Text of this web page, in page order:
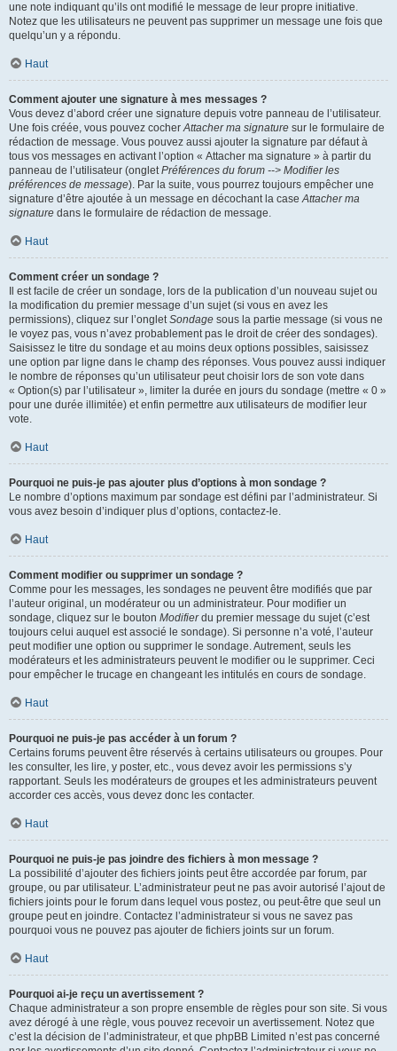
une note indiquant qu’ils ont modifié le message de leur propre initiative.
Notez que les utilisateurs ne peuvent pas supprimer un message une fois que
quelqu’un y a répondu.
Haut
Comment ajouter une signature à mes messages ?
Vous devez d’abord créer une signature depuis votre panneau de l’utilisateur.
Une fois créée, vous pouvez cocherAttacher ma signature sur le formulaire de
rédaction de message. Vous pouvez aussi ajouter la signature par défaut à
tous vos messages en activant l’option « Attacher ma signature » à partir du
panneau de l’utilisateur (ongletPréférences du forum --> Modifier les
préférences de message). Par la suite, vous pourrez toujours empêcher une
signature d’être ajoutée à un message en décochant la caseAttacher ma
signature dans le formulaire de rédaction de message.
Haut
Comment créer un sondage ?
Il est facile de créer un sondage, lors de la publication d’un nouveau sujet ou
la modification du premier message d’un sujet (si vous en avez les
permissions), cliquez sur l’ongletSondage sous la partie message (si vous ne
le voyez pas, vous n’avez probablement pas le droit de créer des sondages).
Saisissez le titre du sondage et au moins deux options possibles, saisissez
une option par ligne dans le champ des réponses. Vous pouvez aussi indiquer
le nombre de réponses qu’un utilisateur peut choisir lors de son vote dans
« Option(s) par l’utilisateur », limiter la durée en jours du sondage (mettre « 0 »
pour une durée illimitée) et enfin permettre aux utilisateurs de modifier leur
vote.
Haut
Pourquoi ne puis-je pas ajouter plus d’options à mon sondage ?
Le nombre d’options maximum par sondage est défini par l’administrateur. Si
vous avez besoin d’indiquer plus d’options, contactez-le.
Haut
Comment modifier ou supprimer un sondage ?
Comme pour les messages, les sondages ne peuvent être modifiés que par
l’auteur original, un modérateur ou un administrateur. Pour modifier un
sondage, cliquez sur le bouton Modifierdu premier message du sujet (c’est
toujours celui auquel est associé le sondage). Si personne n’a voté, l’auteur
peut modifier une option ou supprimer le sondage. Autrement, seuls les
modérateurs et les administrateurs peuvent le modifier ou le supprimer. Ceci
pour empêcher le trucage en changeant les intitulés en cours de sondage.
Haut
Pourquoi ne puis-je pas accéder à un forum ?
Certains forums peuvent être réservés à certains utilisateurs ou groupes. Pour
les consulter, les lire, y poster, etc., vous devez avoir les permissions s’y
rapportant. Seuls les modérateurs de groupes et les administrateurs peuvent
accorder ces accès, vous devez donc les contacter.
Haut
Pourquoi ne puis-je pas joindre des fichiers à mon message ?
La possibilité d’ajouter des fichiers joints peut être accordée par forum, par
groupe, ou par utilisateur. L’administrateur peut ne pas avoir autorisé l’ajout de
fichiers joints pour le forum dans lequel vous postez, ou peut-être que seul un
groupe peut en joindre. Contactez l’administrateur si vous ne savez pas
pourquoi vous ne pouvez pas ajouter de fichiers joints sur un forum.
Haut
Pourquoi ai-je reçu un avertissement ?
Chaque administrateur a son propre ensemble de règles pour son site. Si vous
avez dérogé à une règle, vous pouvez recevoir un avertissement. Notez que
c’est la décision de l’administrateur, et que phpBB Limited n’est pas concerné